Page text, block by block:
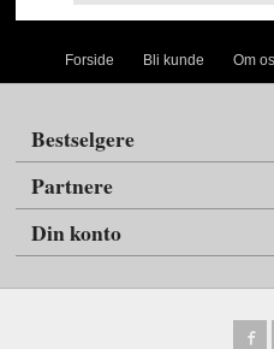
Forside Bli kunde Om
Bestselgere
Partnere
Din konto